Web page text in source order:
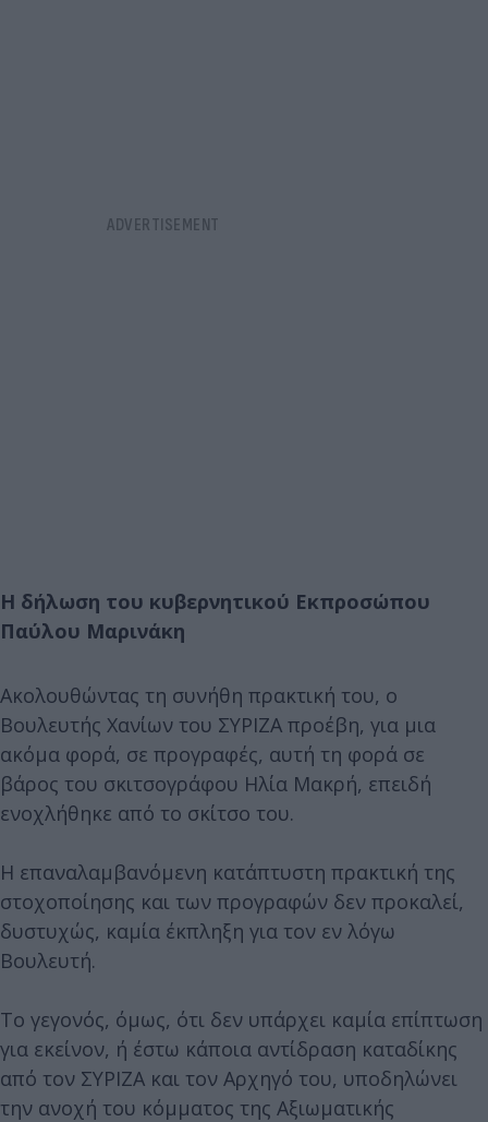
Η δήλωση του κυβερνητικού Εκπροσώπου
Παύλου Μαρινάκη
Ακολουθώντας τη συνήθη πρακτική του, ο
Βουλευτής Χανίων του ΣΥΡΙΖΑ προέβη, για μια
ακόμα φορά, σε προγραφές, αυτή τη φορά σε
βάρος του σκιτσογράφου Ηλία Μακρή, επειδή
ενοχλήθηκε από το σκίτσο του.
Η επαναλαμβανόμενη κατάπτυστη πρακτική της
στοχοποίησης και των προγραφών δεν προκαλεί,
δυστυχώς, καμία έκπληξη για τον εν λόγω
Βουλευτή.
Το γεγονός, όμως, ότι δεν υπάρχει καμία επίπτωση
για εκείνον, ή έστω κάποια αντίδραση καταδίκης
από τον ΣΥΡΙΖΑ και τον Αρχηγό του, υποδηλώνει
την ανοχή του κόμματος της Αξιωματικής